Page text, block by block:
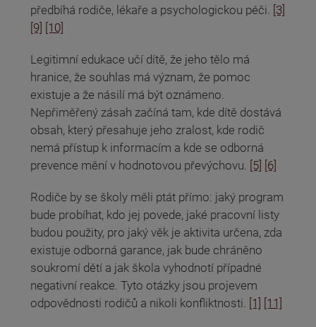
předbíhá rodiče, lékaře a psychologickou péči. [3]
[9] [10]
Legitimní edukace učí dítě, že jeho tělo má
hranice, že souhlas má význam, že pomoc
existuje a že násilí má být oznámeno.
Nepřiměřený zásah začíná tam, kde dítě dostává
obsah, který přesahuje jeho zralost, kde rodič
nemá přístup k informacím a kde se odborná
prevence mění v hodnotovou převýchovu. [5] [6]
Rodiče by se školy měli ptát přímo: jaký program
bude probíhat, kdo jej povede, jaké pracovní listy
budou použity, pro jaký věk je aktivita určena, zda
existuje odborná garance, jak bude chráněno
soukromí dětí a jak škola vyhodnotí případné
negativní reakce. Tyto otázky jsou projevem
odpovědnosti rodičů a nikoli konfliktnosti. [1] [11]